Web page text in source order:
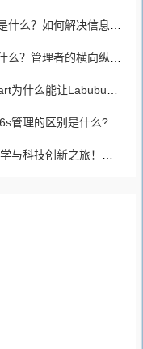
何解决信息孤岛的问题？
类？如何进行有效、高效的管理？
爆火成为顶流潮玩？
管理的区别是什么?
先来认识下BPM是什么吧！